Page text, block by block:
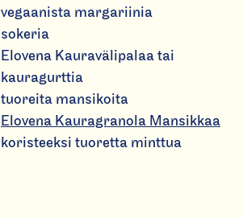
vegaanista margariinia
sokeria
Elovena Kauravälipalaa tai
kauragurttia
tuoreita mansikoita
Elovena Kauragranola Mansikkaa
koristeeksi tuoretta minttua